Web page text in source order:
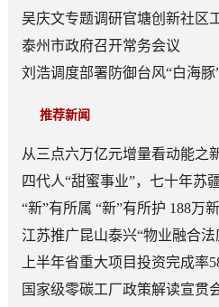
吴庆文专题调研官塘创新社区
泰州市政府召开常务会议
刘浩调度部署防御台风“白海豚
推荐新闻
从三点六万亿元增量看动能之
四代人“甜蜜事业”，七十年苏
“新”有所属 “新”有所护 188万
江苏推广昆山泰兴“物业融合
“老大难”
上半年省重大项目投资完成率
百分点
国家级零碳工厂政策解读宣贯